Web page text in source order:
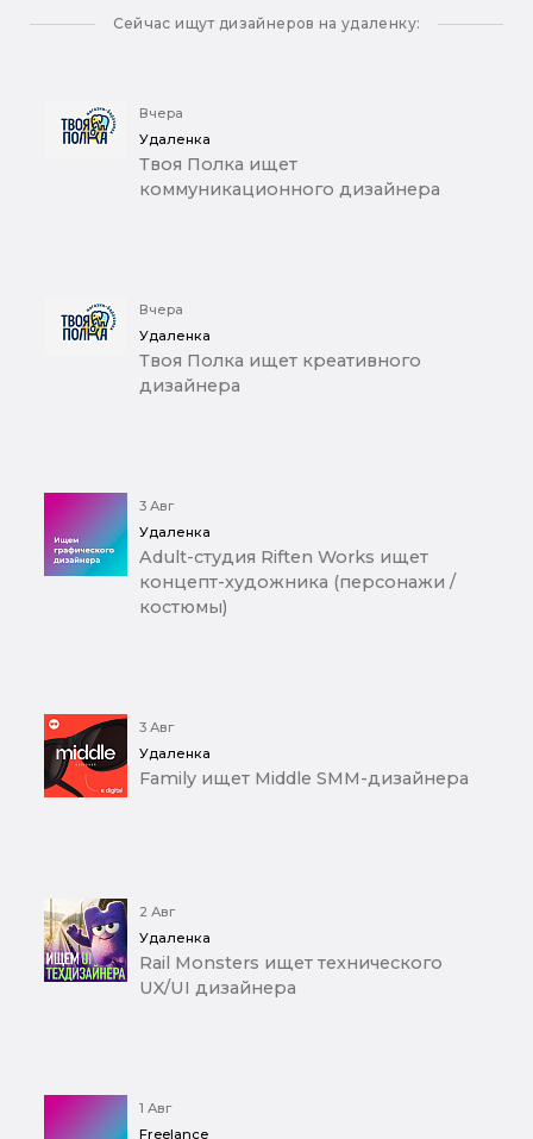
Сейчас ищут дизайнеров на удаленку:
Вчера
Удаленка
Твоя Полка ищет
коммуникационного дизайнера
Вчера
Удаленка
Твоя Полка ищет креативного
дизайнера
3 Авг
Удаленка
Adult-студия Riften Works ищет
концепт-художника (персонажи /
костюмы)
3 Авг
Удаленка
Family ищет Middle SMM-дизайнера
2 Авг
Удаленка
Rail Monsters ищет технического
UX/UI дизайнера
1 Авг
Freelance